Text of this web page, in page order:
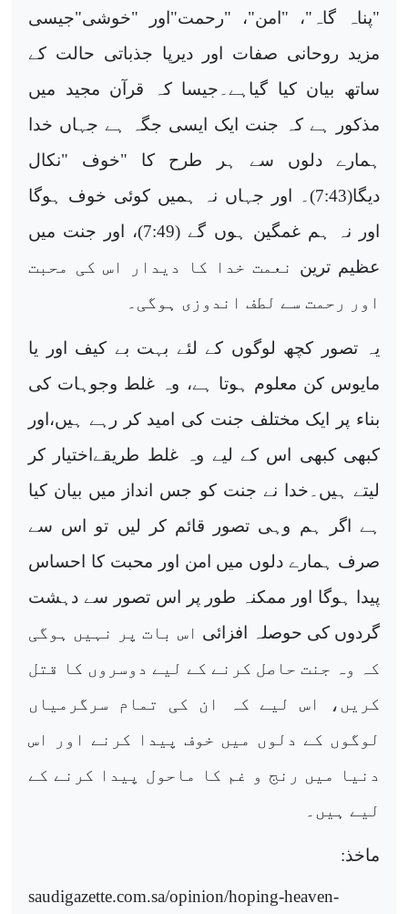
"پناہ گاہ"، "امن"، "رحمت"اور "خوشی"جیسی
مزید روحانی صفات اور دیرپا جذباتی حالت کے
ساتھ بیان کیا گیاہے۔جیسا کہ قرآن مجید میں
مذکور ہے کہ جنت ایک ایسی جگہ ہے جہاں خدا
ہمارے دلوں سے ہر طرح کا "خوف "نکال
دیگا(7:43)۔ اور جہاں نہ ہمیں کوئی خوف ہوگا
اور نہ ہم غمگین ہوں گے (7:49)، اور جنت میں
عظیم ترین
نعمت خدا کا دیدار اس کی محبت
اور رحمت سے لطف اندوزی ہوگی۔
یہ
تصور کچھ لوگوں کے لئے بہت بے کیف اور یا
مایوس کن معلوم ہوتا ہے، وہ غلط وجوہات کی
بناء پر ایک مختلف جنت کی امید کر رہے ہیں،اور
کبھی کبھی اس کے لیے وہ
غلط طریقےاختیار کر
لیتے ہیں۔خدا نے جنت کو جس انداز میں بیان کیا
ہے اگر ہم وہی تصور قائم کر لیں تو اس سے
صرف ہمارے دلوں میں امن اور محبت کا احساس
پیدا ہوگا اور ممکنہ طور پر اس تصور سے دہشت
گردوں کی حوصلہ افزائی اس بات پر نہیں ہوگی
کہ وہ جنت حاصل کرنے کے لیے دوسروں کا قتل
کریں، اس لیے کہ ان کی تمام سرگرمیاں
لوگوں کے دلوں میں خوف پیدا کرنے اور اس
دنیا میں رنج و غم کا ماحول پیدا کرنے کے
لیے ہیں۔
ماخذ:
saudigazette.com.sa/opinion/hoping-heaven-